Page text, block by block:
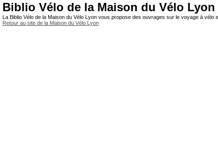
Biblio Vélo de la Maison du Vélo Lyon
La Biblio Vélo de la Maison du Vélo Lyon vous propose des ouvrages sur le voyage à
Retour au site de la Maison du Vélo Lyon